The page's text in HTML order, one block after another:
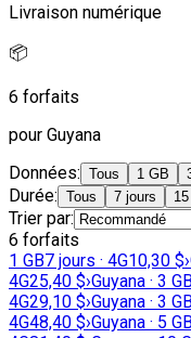
Livraison numérique
📦
6 forfaits
pour Guyana
Données: Tous 1 GB
Durée: Tous 7 jours
Trier par:
6 forfaits
1 GB7 jours · 4G10,30 $›
4G25,40 $›Guyana · 3
4G29,10 $›Guyana · 3
4G48,40 $›Guyana · 5